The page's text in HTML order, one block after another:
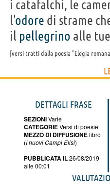
i catafalchi, le
l'odore di strame
il pellegrino alle tue
versi tratti dalla poesia "Elegia
DETTAGLI FRASE
SEZIONIVarie
CATEGORIEVersi di poesie
MEZZO DI DIFFUSIONElibro
(I nuovi Campi Elisi)
PUBBLICATA IL26/08/2019
alle 00:01